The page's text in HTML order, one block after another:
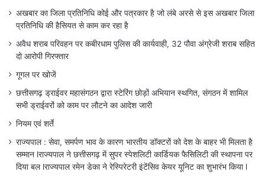
अखबार का जिला प्रतिनिधि कोई और पत्रकार है जो लंबे अरसे से इस अखबार जिला
प्रतिनिधि की हैसियत से काम कर रहा है
अवैध शराब परिवहन पर कबीरधाम पुलिस की कार्यवाही, 32 पौवा अंग्रेजी शराब सहित
दो आरोपी गिरफ्तार
गूगल पर खोजें
छत्तीसगढ़ ड्राईवर महासंगठन द्वारा स्टेरिंग छोड़ों अभियान स्थगित, संगठन में शामिल
सभी ड्राईवरों को काम पर लौटने का आदेश जारी
नियम एवं शर्ते
राज्यपाल : सेवा, समर्पण भाव के कारण भारतीय डॉक्टरों को देश के बाहर भी मिलता है
सम्मान lराज्यपाल ने छत्तीसगढ़ में सुपर स्पेशलिटी कार्डियक फैसिलिटी की स्थापना पर
दिया बल lराज्यपाल रमेन डेका ने रेस्पिरेटरी इंटेंसिव केयर यूनिट का शुभारंभ किया l